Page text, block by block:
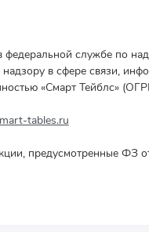
федеральной службе по
в сфере связи,
«Смарт Тейблс»
tables.ru
предусмотренные